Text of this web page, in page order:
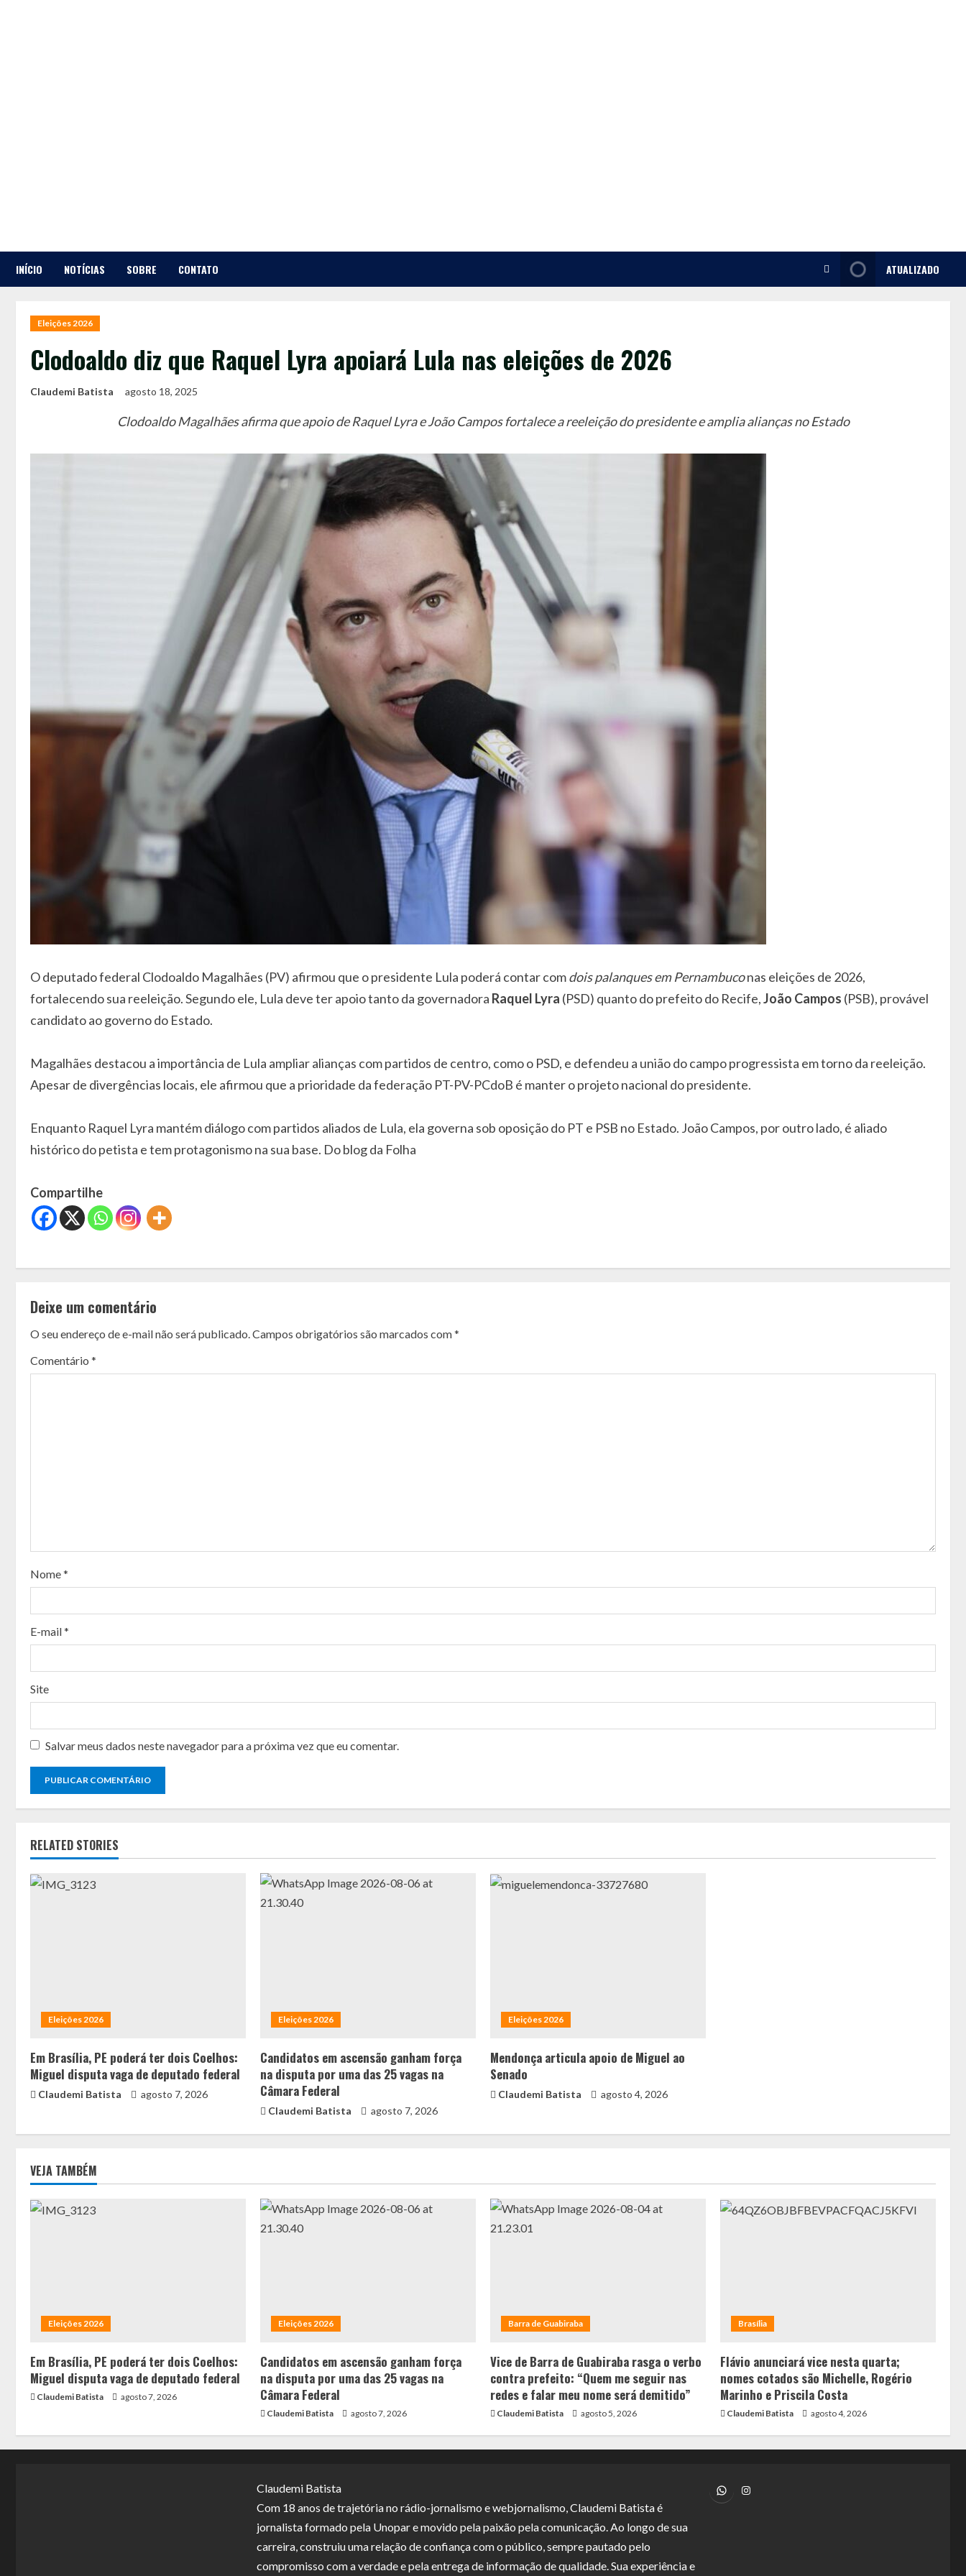
INÍCIO NOTÍCIAS SOBRE CONTATO ATUALIZADO
Eleições 2026
Clodoaldo diz que Raquel Lyra apoiará Lula nas eleições de 2026
Claudemi Batista agosto 18, 2025
Clodoaldo Magalhães afirma que apoio de Raquel Lyra e João Campos fortalece a reeleição do presidente e amplia alianças no Estado
O deputado federal Clodoaldo Magalhães (PV) afirmou que o presidente Lula poderá contar comdois palanques em Pernambuconas eleições de 2026,
fortalecendo sua reeleição. Segundo ele, Lula deve ter apoio tanto da governadora Raquel Lyra (PSD) quanto do prefeito do Recife,João Campos (PSB), provável
candidato ao governo do Estado.
Magalhães destacou a importância de Lula ampliar alianças com partidos de centro, como o PSD, e defendeu a união do campo progressista em torno da reeleição.
Apesar de divergências locais, ele afirmou que a prioridade da federação PT-PV-PCdoB é manter o projeto nacional do presidente.
Enquanto Raquel Lyra mantém diálogo com partidos aliados de Lula, ela governa sob oposição do PT e PSB no Estado. João Campos, por outro lado, é aliado
histórico do petista e tem protagonismo na sua base. Do blog da Folha
Compartilhe
C
n
t
i
a
d
i
n
g
Deixe um comentário
O seu endereço de e-mail não será publicado. Campos obrigatórios são marcados com*
Comentário *
Nome*
E-mail*
Site
Salvar meus dados neste navegador para a próxima vez que eu comentar.
RELATED STORIES
Eleições 2026
Em Brasília, PE poderá ter dois Coelhos:
Miguel disputa vaga de deputado federal
Claudemi Batista agosto 7, 2026
Eleições 2026
Candidatos em ascensão ganham força
na disputa por uma das 25 vagas na
Câmara Federal
Claudemi Batista agosto 7, 2026
Eleições 2026
Mendonça articula apoio de Miguel ao
Senado
Claudemi Batista agosto 4, 2026
VEJA TAMBÉM
Eleições 2026
Em Brasília, PE poderá ter dois Coelhos:
Miguel disputa vaga de deputado federal
Claudemi Batista agosto 7, 2026
Eleições 2026
Candidatos em ascensão ganham força
na disputa por uma das 25 vagas na
Câmara Federal
Claudemi Batista agosto 7, 2026
Barra de Guabiraba
Vice de Barra de Guabiraba rasga o verbo
contra prefeito: “Quem me seguir nas
redes e falar meu nome será demitido”
Claudemi Batista agosto 5, 2026
Brasília
Flávio anunciará vice nesta quarta;
nomes cotados são Michelle, Rogério
Marinho e Priscila Costa
Claudemi Batista agosto 4, 2026
Claudemi Batista
Com 18 anos de trajetória no rádio-jornalismo e webjornalismo, Claudemi Batista é
jornalista formado pela Unopar e movido pela paixão pela comunicação. Ao longo de sua
carreira, construiu uma relação de confiança com o público, sempre pautado pelo
compromisso com a verdade e pela entrega de informação de qualidade. Sua experiência e
WhatsApp Instagram